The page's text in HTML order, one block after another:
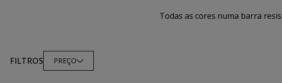
Todas as cores numa barra
FILTROS PREÇO